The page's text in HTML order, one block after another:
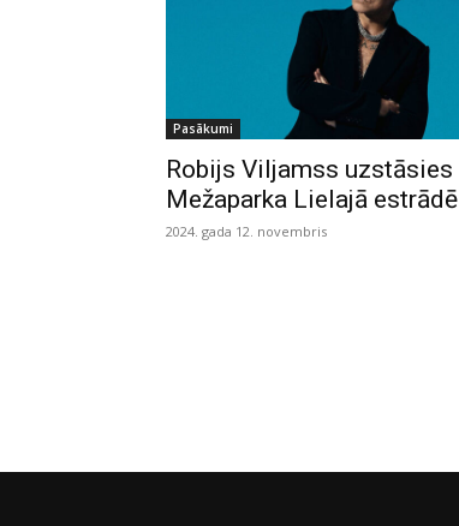
Pasākumi
Robijs Viljamss uzstāsies
Mežaparka Lielajā estrādē
2024. gada 12. novembris